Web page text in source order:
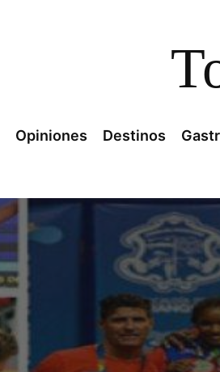
Opiniones Destinos